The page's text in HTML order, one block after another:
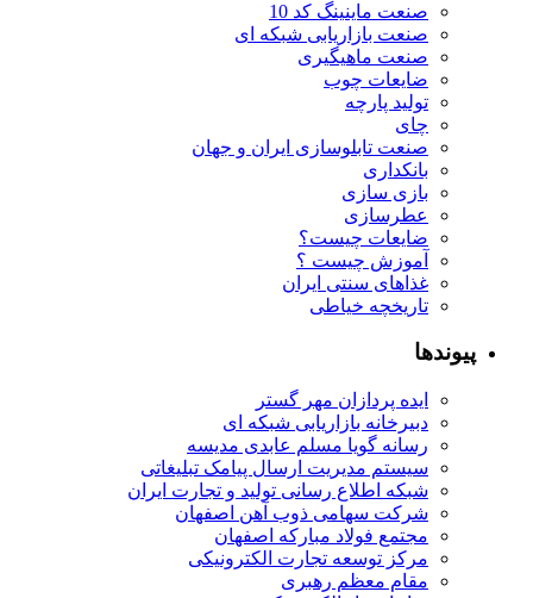
صنعت ماینینگ کد 10
صنعت بازاریابی شبکه ای
صنعت ماهیگیری
ضایعات چوب
تولید پارچه
چای
صنعت تابلوسازی ایران و جهان
بانکداری
بازی سازی
عطرسازی
ضایعات چیست؟
آموزش چیست ؟
غذاهای سنتی ایران
تاریخچه خیاطی
پیوندها
ایده پردازان مهر گستر
دبیرخانه بازاریابی شبکه ای
رسانه گویا مسلم عابدی مدیسه
سیستم مدیریت ارسال پیامک تبلیغاتی
شبکه اطلاع رسانی تولید و تجارت ایران
شرکت سهامی ذوب آهن اصفهان
مجتمع فولاد مبارکه اصفهان
مرکز توسعه تجارت الکترونیکی
مقام معظم رهبری